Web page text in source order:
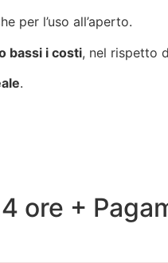
per l’uso all’aperto.
bassi i costi, nel rispetto
.
ore +